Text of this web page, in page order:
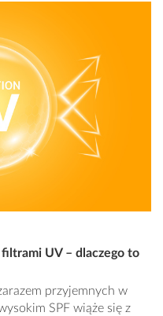
UV – dlaczego to
przyjemnych w
SPF wiąże się z